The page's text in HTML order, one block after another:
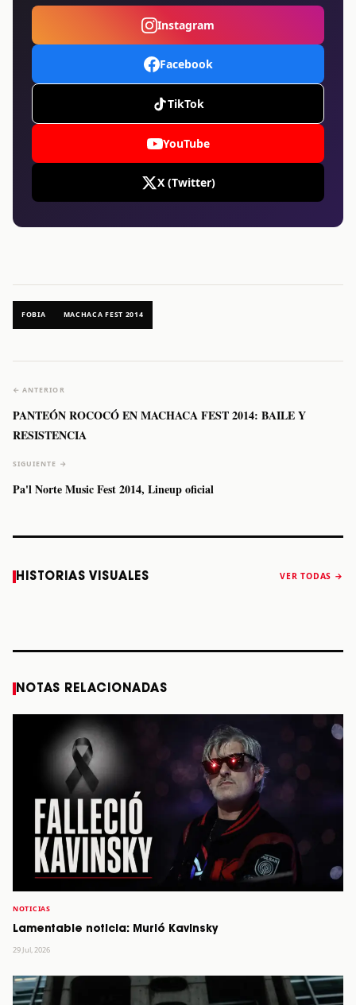
Instagram
Facebook
TikTok
YouTube
X (Twitter)
FOBIA MACHACA FEST 2014
← ANTERIOR
PANTEÓN ROCOCÓ EN MACHACA FEST 2014: BAILE Y
RESISTENCIA
SIGUIENTE →
Pa'l Norte Music Fest 2014, Lineup oficial
HISTORIAS VISUALES VER TODAS →
Caifanes regresa
a Monterrey el
Fallece Felipe
Staiti, guitarrista
anuncia “Reality
NOTAS RELACIONADAS
NOTICIAS
Lamentable noticia: Murió Kavinsky
29 Jul, 2026